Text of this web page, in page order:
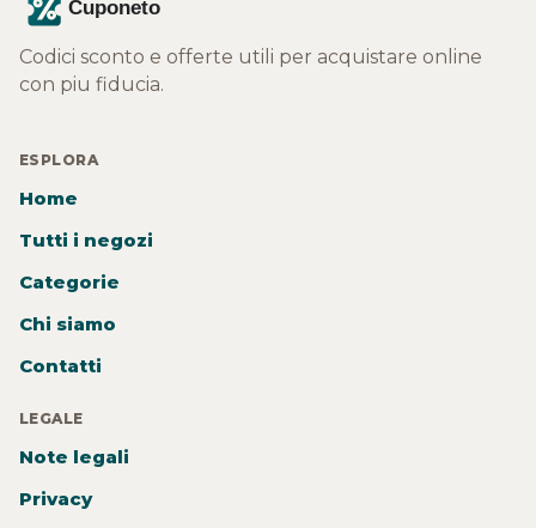
Codici sconto e offerte utili per acquistare online
con piu fiducia.
ESPLORA
Home
Tutti i negozi
Categorie
Chi siamo
Contatti
LEGALE
Note legali
Privacy